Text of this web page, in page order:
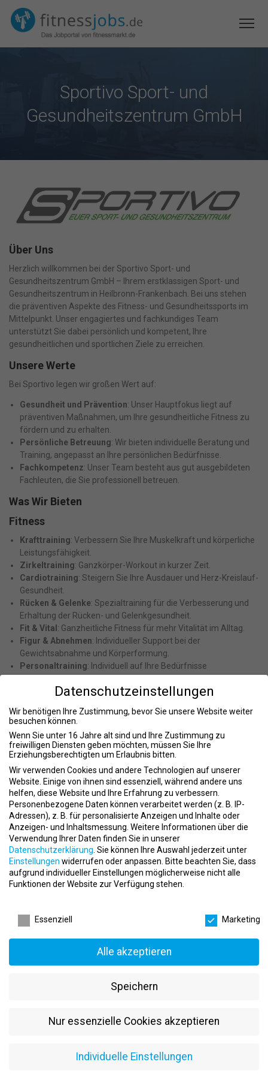
Sportivo Sport- und
Gesundheitszentrum GmbH
Über Uns
Herzlich willkommen bei der Sportivo Sport- und
Gesundheitszentrum GmbH – Ihrem erstklassigen Sport- und
Gesundheitszentrum in Heilbronn-Frankenbach. Bei uns stehen
die präventiven Aspekte des Fitness- und Gesundheitssports im
Mittelpunkt. Unser engagiertes und fachkundiges Team
unterstützt Sie dabei persönlich und kompetent, Ihre
gesundheitlichen und sportlichen Ziele zu erreichen.
Unsere Werte
Bei Sportivo legen wir großen Wert auf:
Gesundheit und Prävention: Unser Hauptfokus liegt auf
präventiven Maßnahmen, um Ihre gesundheitliche Fitness zu
fördern und zu erhalten.
Persönliche Betreuung: Wir bieten individuelle Beratung und
Training, angepasst an Ihre persönlichen Bedürfnisse.
Fachkompetenz: Unser Team besteht aus gut ausgebildeten
Fachleuten, die Sie professionell betreuen.
Was Wir Bieten
Fitness
Krafttraining: Verbessern Sie Ihre Muskelkraft und körperliche
Leistungsfähigkeit.
Zirkeltraining: Ganzkörper-Workout in kurzer Zeit.
Cardiotraining: Steigern Sie Ihre Ausdauer und Herz-Kreislauf-
Gesundheit.
Rücken & Gelenke: Spezialtraining für die Verbesserung und
Erhaltung der Rücken- und Gelenkgesundheit.
Fit & Vital : Ganzheitliche Fitness für mehr Vitalität im Alltag.
Figur & Abnehmen: Individueller Support bei der
Gewichtsabnahme und Körperformung.
Personaltraining: Individuell auf Ihre Bedürfnisse
Rehasport: Verbesserte Genesung und Leistungsfähigkeit
nach Verletzungen oder Operationen.
Rücken & Gelenke: Spezielles Training zur Rehabilitation und
Stärkung von Rücken und Gelenken.
Fit & Vital: Erholung und Vitalität durch gezieltes
Rehabilitationsprogramm.
Personaltraining: Individuelle Betreuung und
maßgeschneiderte Rehabilitationspläne.
Wellness
Sauna: Entspannen und Erholen in unserer Saunalandschaft.
Lichttherapie: Positive Effekte durch gezielte
Lichtanwendungen.
Erlebnisduschen: Innovative Duschen für ein besonderes
Rückzugsbereich.
Kursangebot
Wir bieten eine Vielzahl an Kursen an, die auf unterschiedliche
Präventives Rückentraining
Abnehmen und Figur: Power Dumbell, Bootcamp und TRX
Datenschutzeinstellungen
Wir benötigen Ihre Zustimmung, bevor Sie unsere Website weiter
besuchen können.
Wenn Sie unter 16 Jahre alt sind und Ihre Zustimmung zu
freiwilligen Diensten geben möchten, müssen Sie Ihre
Erziehungsberechtigten um Erlaubnis bitten.
Wir verwenden Cookies und andere Technologien auf unserer
Website. Einige von ihnen sind essenziell, während andere uns
helfen, diese Website und Ihre Erfahrung zu verbessern.
Personenbezogene Daten können verarbeitet werden (z. B. IP-
Adressen), z. B. für personalisierte Anzeigen und Inhalte oder
Anzeigen- und Inhaltsmessung. Weitere Informationen über die
Verwendung Ihrer Daten finden Sie in unserer
Datenschutzerklärung Sie können Ihre Auswahl jederzeit unter
Einstellungen widerrufen oder anpassen. Bitte beachten Sie, dass
aufgrund individueller Einstellungen möglicherweise nicht alle
Funktionen der Website zur Verfügung stehen.
Essenziell
Marketing
Alle akzeptieren
Speichern
Nur essenzielle Cookies akzeptieren
Individuelle Einstellungen